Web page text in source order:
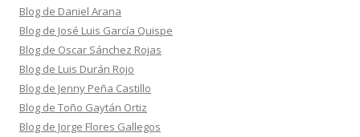
Blog de Daniel Arana
Blog de José Luis García Quispe
Blog de Oscar Sánchez Rojas
Blog de Luis Durán Rojo
Blog de Jenny Peña Castillo
Blog de Toño Gaytán Ortiz
Blog de Jorge Flores Gallegos